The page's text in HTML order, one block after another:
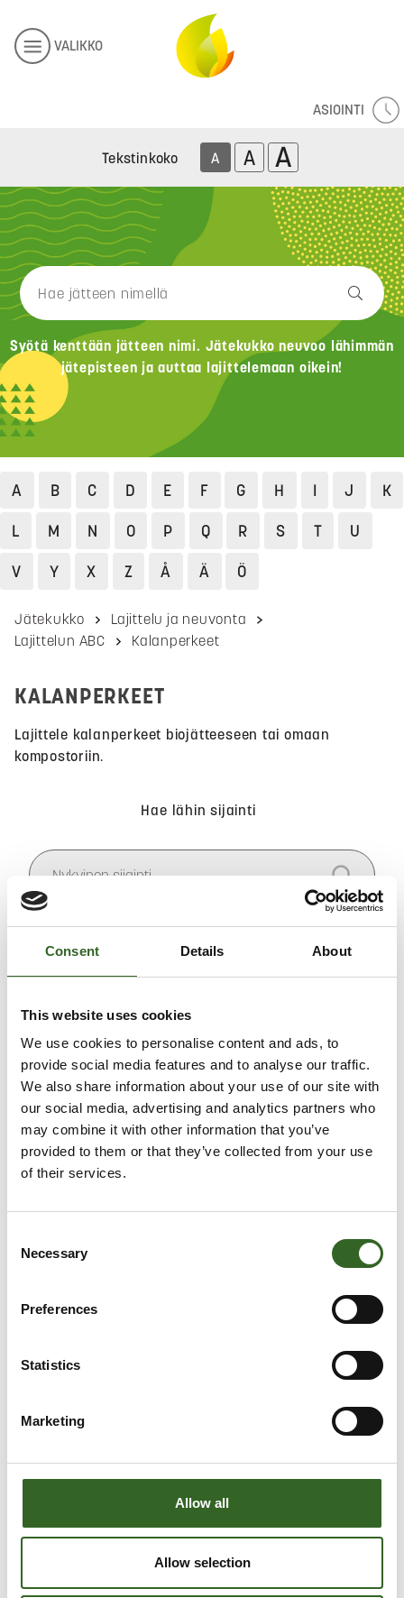
Consent Details About
This website uses cookies
We use cookies to personalise content and ads, to
provide social media features and to analyse our traffic.
We also share information about your use of our site with
our social media, advertising and analytics partners who
may combine it with other information that you’ve
provided to them or that they’ve collected from your use
of their services.
Selection
Necessary
Preferences
Statistics
Marketing
Allow all
Allow selection
VALIKKO
ASIOINTI
Tekstinkoko A A A
Syötä kenttään jätteen nimi. Jätekukko neuvoo lähimmän
jätepisteen ja auttaa lajittelemaan oikein!
A B C D E F G H I J
K
L
M N O P Q R S T
U
V
Y X Z Å Ä Ö
Jätekukko
Lajittelu ja neuvonta
Lajittelun ABC
Kalanperkeet
KALANPERKEET
Lajittele kalanperkeet biojätteeseen tai omaan
kompostoriin.
Hae lähin sijainti
Sallievästeetnähdäksesi kartan.
LAJITTELUOHJEET
lajitteluohjeet